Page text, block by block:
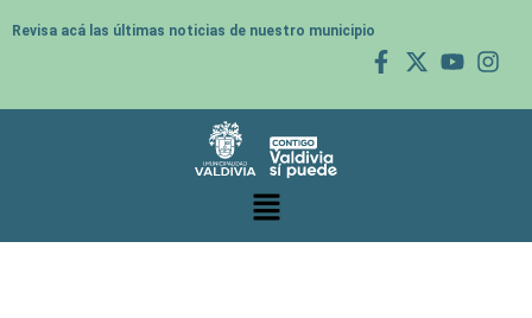
Revisa acá las últimas noticias de nuestro municipio